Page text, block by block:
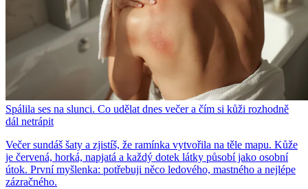
Spálila ses na slunci. Co udělat dnes večer a čím si kůži rozhodně
dál netrápit
Večer sundáš šaty a zjistíš, že ramínka vytvořila na těle mapu. Kůže
je červená, horká, napjatá a každý dotek látky působí jako osobní
útok. První myšlenka: potřebuji něco ledového, mastného a nejlépe
zázračného.